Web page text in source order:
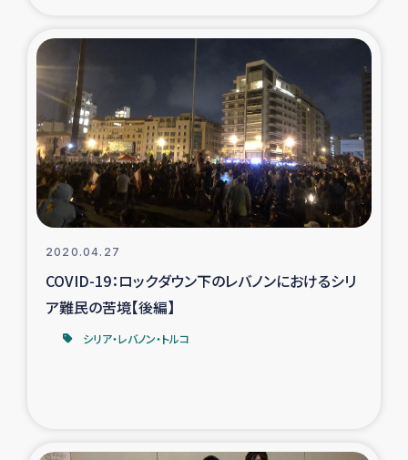
2020.04.27
COVID-19：ロックダウン下のレバノンにおけるシリ
ア難民の苦境【後編】
シリア・レバノン・トルコ